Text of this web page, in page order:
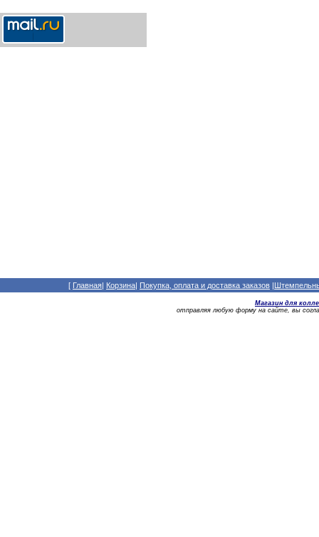
[ Главная| Корзина| Покупка, оплата и доставка заказов |
Магазин для
отправляя любую форму на сайте, вы